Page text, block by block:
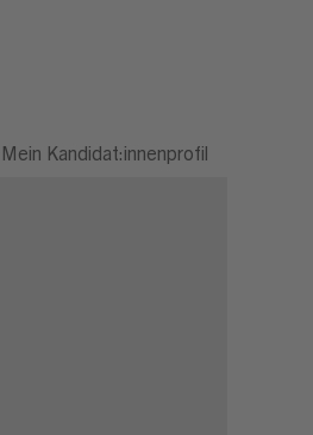
Mein Kandidat:innenprofil